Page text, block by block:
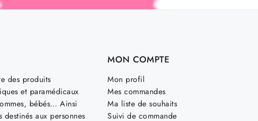
des produits
et paramédicaux
bébés… Ainsi
destinés aux personnes
MON COMPTE
Mon profil
Mes commandes
Ma liste de souhaits
Suivi de commande